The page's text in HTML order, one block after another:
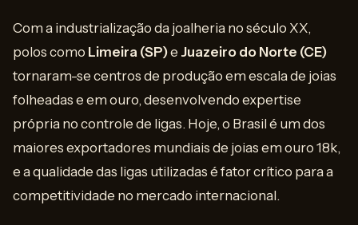
Com a industrialização da joalheria no século XX,
polos como Limeira (SP)e Juazeiro do Norte (CE)
tornaram-se centros de produção em escala de joias
folheadas e em ouro, desenvolvendo expertise
própria no controle de ligas. Hoje, o Brasil é um dos
maiores exportadores mundiais de joias em ouro 18k,
e a qualidade das ligas utilizadas é fator crítico para a
competitividade no mercado internacional.